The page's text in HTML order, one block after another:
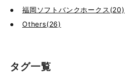
福岡ソフトバンクホークス(20)
Others(26)
タグ一覧